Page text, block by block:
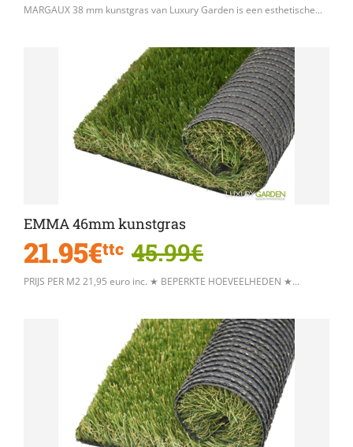
MARGAUX 38 mm kunstgras van Luxury Garden is een esthetische...
EMMA 46mm kunstgras
21.95€ttc 45.99€
PRIJS PER M2 21,95 euro inc. ★ BEPERKTE HOEVEELHEDEN ★...